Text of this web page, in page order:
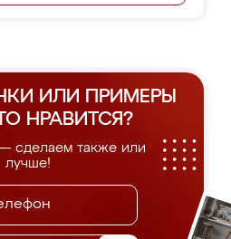
ИЛИ ПРИМЕРЫ
НРАВИТСЯ?
сделаем также или
лучше!